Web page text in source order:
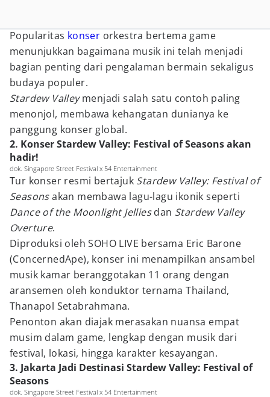
Popularitas konser orkestra bertema game
menunjukkan bagaimana musik ini telah menjadi
bagian penting dari pengalaman bermain sekaligus
budaya populer.
Stardew Valleymenjadi salah satu contoh paling
menonjol, membawa kehangatan dunianya ke
panggung konser global.
2. Konser Stardew Valley: Festival of Seasons akan
hadir!
dok. Singapore Street Festival x 54 Entertainment
Tur konser resmi bertajuk Stardew Valley: Festival of
Seasonsakan membawa lagu-lagu ikonik seperti
Dance of the Moonlight Jelliesdan Stardew Valley
Overture.
Diproduksi oleh SOHO LIVE bersama Eric Barone
(ConcernedApe), konser ini menampilkan ansambel
musik kamar beranggotakan 11 orang dengan
aransemen oleh konduktor ternama Thailand,
Thanapol Setabrahmana.
Penonton akan diajak merasakan nuansa empat
musim dalam game, lengkap dengan musik dari
festival, lokasi, hingga karakter kesayangan.
3. Jakarta Jadi Destinasi Stardew Valley: Festival of
Seasons
dok. Singapore Street Festival x 54 Entertainment